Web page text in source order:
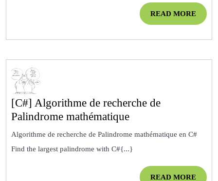
READ MOREREAD
MORE
[C#] Algorithme de recherche de
Palindrome mathématique[C#]
Algorithme
recherche
Algorithme de recherche de Palindrome mathématique en C#
Find the largest palindrome with C#{...}
READ MOREREAD